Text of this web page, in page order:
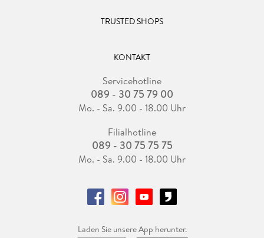
TRUSTED SHOPS
KONTAKT
Servicehotline
089 - 30 75 79 00
Mo. - Sa. 9.00 - 18.00 Uhr
Filialhotline
089 - 30 75 75 75
Mo. - Sa. 9.00 - 18.00 Uhr
Laden Sie unsere App herunter.